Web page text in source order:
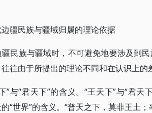
疆民族与疆域归属的理论依据
民族与疆域时，不可避免地要涉及到
往由于所提出的理论不同和在认识上的
”与“君天下”的含义。“王天下”与“君
“世界”的含义。“普天之下，莫非王土